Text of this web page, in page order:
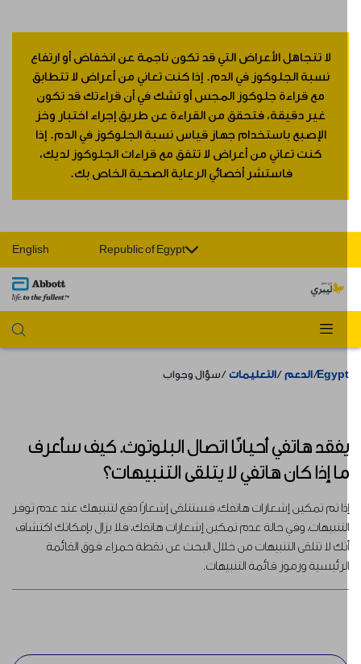
لا تتجاهل الأعراض التي قد تكون ناجمة عن انخفاض أو ارتفاع
نسبة الجلوكوز في الدم. إذا كنت تعاني من أعراض لا تتطابق
مع قراءة جلوكوز المجس أو تشك في أن قراءتك قد تكون
غير دقيقة، فتحقق من القراءة عن طريق إجراء اختبار وخز
الإصبع باستخدام جهاز قياس نسبة الجلوكوز في الدم. إذا
كنت تعاني من أعراض لا تتفق مع قراءات الجلوكوز لديك،
فاستشر أخصائي الرعاية الصحية الخاص بك.
Republic of Egypt
English
الدعم التعليمات سؤال وجواب
هاتفي أحيانًا اتصال البلوتوث. كيف سأعرف
إذا كان هاتفي لا يتلقى التنبيهات؟
تم تمكين إشعارات هاتفك، فستتلقى إشعارًا دفع لتنبيهك عند عدم توفر
وفي حالة عدم تمكين إشعارات هاتفك، فلا يزال بإمكانك اكتشاف
لا تتلقى التنبيهات من خلال البحث عن نقطة حمراء فوق القائمة
ورموز قائمة التنبيهات.